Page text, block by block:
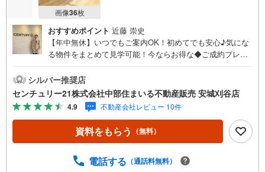
画像36枚
おすすめポイント 近藤 崇史
【年中無休】いつでもご案内OK！初めてでも安心♪気にな
る物件をまとめて見学可能！今ならお得な◆ご成約プレゼ
いる不動産販売の強み西三河エリア・知多エリアを中心に
営業しています！地域密着で多数の物件を取り扱っており
ますので条件に合う物件をまとめてご案内できます。セン
チュリー21加盟店独自のネットワークにより、当社のみで
の取扱物件もございます。また、当社ではお家の売却やリ
フォームなどもご相談可能です！「今の家はいくらで売れ
い」など、物件のご紹介以外でも気になることがあればお
シルバー推奨店
センチュリー21株式会社中部住まいる不動産販売 安城刈谷店
4.9 不動産会社レビュー 10件
資料をもらう （無料）
電話する （通話料無料）